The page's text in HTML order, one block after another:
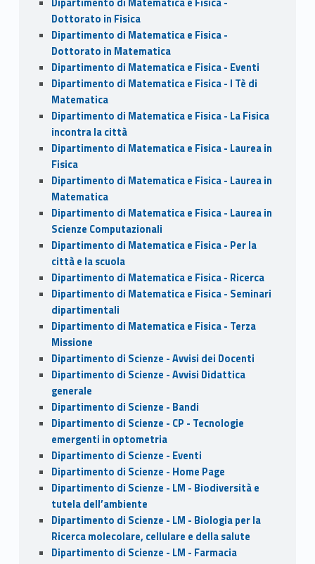
Dottorato in Fisica
Dipartimento di Matematica e Fisica -
Dottorato in Matematica
Dipartimento di Matematica e Fisica - Eventi
Dipartimento di Matematica e Fisica - I Tè di
Matematica
Dipartimento di Matematica e Fisica - La Fisica
incontra la città
Dipartimento di Matematica e Fisica - Laurea in
Fisica
Dipartimento di Matematica e Fisica - Laurea in
Matematica
Dipartimento di Matematica e Fisica - Laurea in
Scienze Computazionali
Dipartimento di Matematica e Fisica - Per la
città e la scuola
Dipartimento di Matematica e Fisica - Ricerca
Dipartimento di Matematica e Fisica - Seminari
dipartimentali
Dipartimento di Matematica e Fisica - Terza
Missione
Dipartimento di Scienze - Avvisi dei Docenti
Dipartimento di Scienze - Avvisi Didattica
generale
Dipartimento di Scienze - Bandi
Dipartimento di Scienze - CP - Tecnologie
emergenti in optometria
Dipartimento di Scienze - Eventi
Dipartimento di Scienze - Home Page
Dipartimento di Scienze - LM - Biodiversità e
tutela dell’ambiente
Dipartimento di Scienze - LM - Biologia per la
Ricerca molecolare, cellulare e della salute
Dipartimento di Scienze - LM - Farmacia